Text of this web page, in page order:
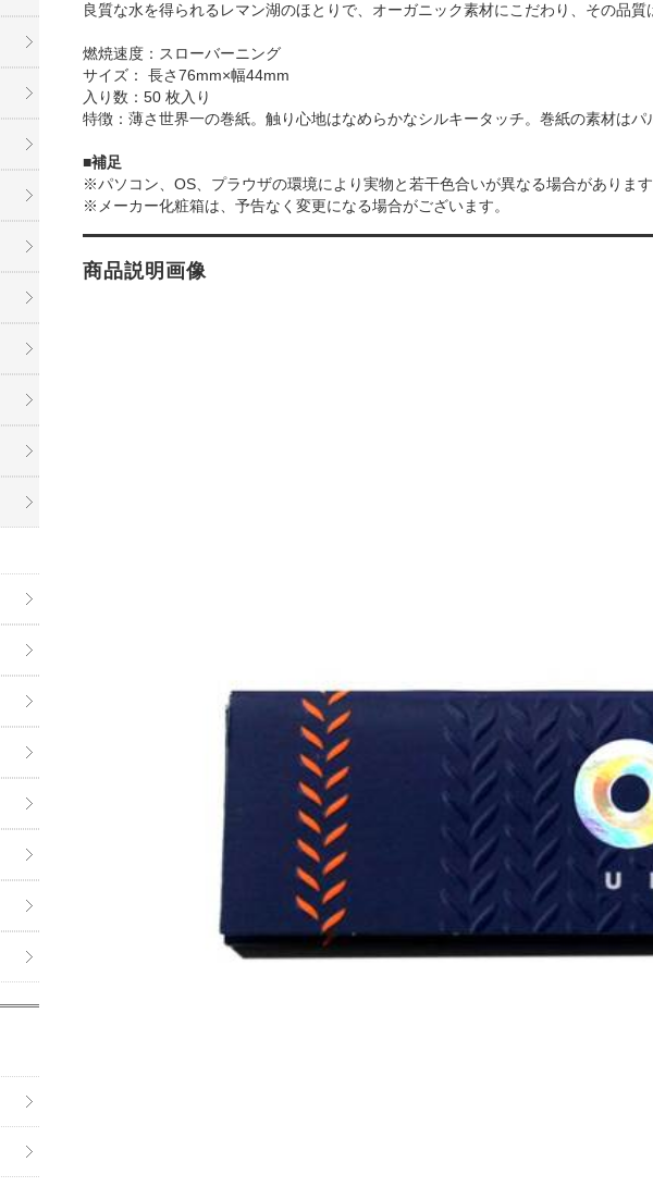
良質な水を得られるレマン湖のほとりで、オーガニック素材にこだわり、その品質
燃焼速度：スローバーニング
サイズ： 長さ76mm×幅44mm
入り数：50 枚入り
特徴：薄さ世界一の巻紙。触り心地はなめらかなシルキータッチ。巻紙の素材はパ
■補足
※パソコン、OS、プラウザの環境により実物と若干色合いが異なる場合があります
※メーカー化粧箱は、予告なく変更になる場合がございます。
商品説明画像